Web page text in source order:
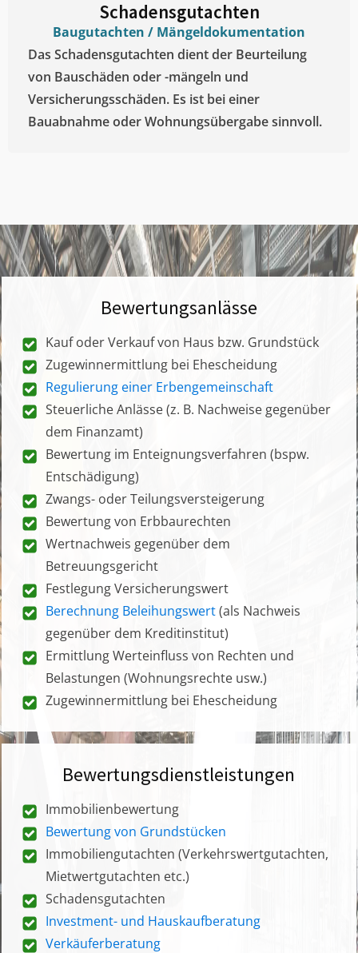
Schadensgutachten
Baugutachten / Mängeldokumentation
Das Schadensgutachten dient der Beurteilung
von Bauschäden oder -mängeln und
Versicherungsschäden. Es ist bei einer
Bauabnahme oder Wohnungsübergabe sinnvoll.
Bewertungsanlässe
Kauf oder Verkauf von Haus bzw. Grundstück
Zugewinnermittlung bei Ehescheidung
Regulierung einer Erbengemeinschaft
Steuerliche Anlässe (z. B. Nachweise gegenüber
dem Finanzamt)
Bewertung im Enteignungsverfahren (bspw.
Entschädigung)
Zwangs- oder Teilungsversteigerung
Bewertung von Erbbaurechten
Wertnachweis gegenüber dem
Betreuungsgericht
Festlegung Versicherungswert
Berechnung Beleihungswert(als Nachweis
gegenüber dem Kreditinstitut)
Ermittlung Werteinfluss von Rechten und
Belastungen (Wohnungsrechte usw.)
Zugewinnermittlung bei Ehescheidung
Bewertungsdienstleistungen
Immobilienbewertung
Bewertung von Grundstücken
Immobiliengutachten (Verkehrswertgutachten,
Mietwertgutachten etc.)
Schadensgutachten
Investment- und Hauskaufberatung
Verkäuferberatung